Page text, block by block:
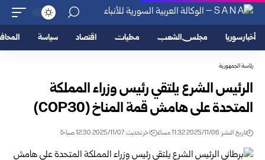
أخبار سوريا مجلس الشعب محليات اقتصاد سياسة
رئاسة الجمهورية
الرئيس الشرع يلتقي رئيس وزراء المملكة
المتحدة على هامش قمة المناخ (COP30)
تاريخ النشر: 2025/11/06 11:32 مساءً اخر تحديث: 2025/11/07 12:30 صباحًا